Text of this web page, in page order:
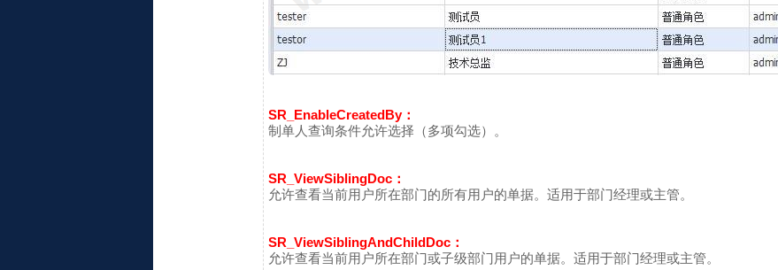
SR_EnableCreatedBy：
制单人查询条件允许选择（多项勾选）。
SR_ViewSiblingDoc：
允许查看当前用户所在部门的所有用户的单据。适用于部门经理或主管。
SR_ViewSiblingAndChildDoc：
允许查看当前用户所在部门或子级部门用户的单据。适用于部门经理或主管。